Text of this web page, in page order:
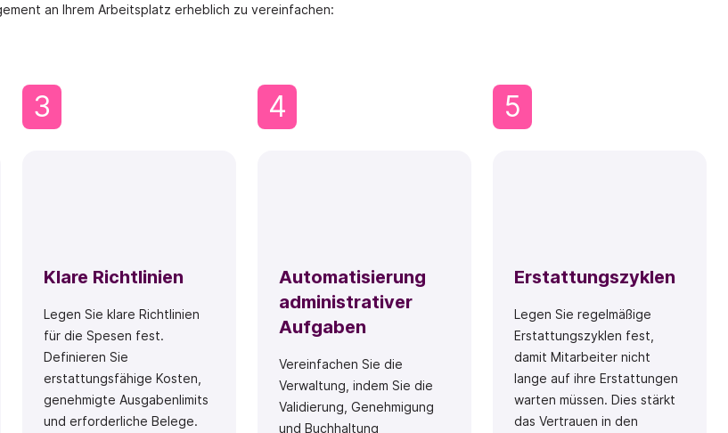
an Ihrem Arbeitsplatz erheblich zu vereinfachen:
3
Klare Richtlinien
Legen Sie klare Richtlinien
für die Spesen fest.
Definieren Sie
erstattungsfähige Kosten,
genehmigte Ausgabenlimits
und erforderliche Belege.
4
Automatisierung
administrativer
Aufgaben
Vereinfachen Sie die
Verwaltung, indem Sie die
Validierung, Genehmigung
und Buchhaltung
5
Erstattungszyklen
Legen Sie regelmäßige
Erstattungszyklen fest,
damit Mitarbeiter nicht
lange auf ihre Erstattungen
warten müssen. Dies stärkt
das Vertrauen in den